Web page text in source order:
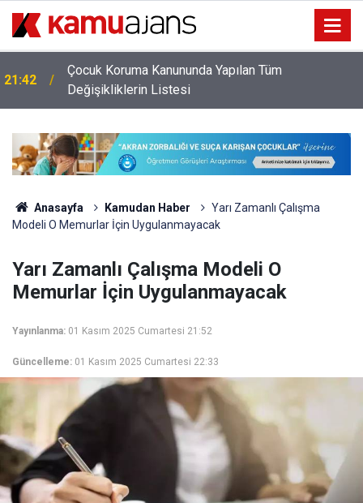
21:42
Çocuk Koruma Kanununda Yapılan Tüm
Değişikliklerin Listesi
Anasayfa Kamudan Haber
Yarı Zamanlı Çalışma
Modeli O Memurlar İçin Uygulanmayacak
Yarı Zamanlı Çalışma Modeli O
Memurlar İçin Uygulanmayacak
Yayınlanma: 01 Kasım 2025 Cumartesi 21:52
Güncelleme: 01 Kasım 2025 Cumartesi 22:33